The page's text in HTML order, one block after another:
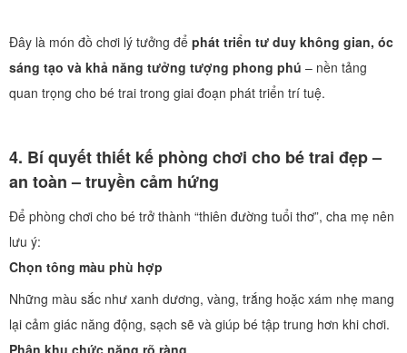
Đây là món đồ chơi lý tưởng để phát triển tư duy không gian, óc
sáng tạo và khả năng tưởng tượng phong phú – nền tảng
quan trọng cho bé trai trong giai đoạn phát triển trí tuệ.
4. Bí quyết thiết kế phòng chơi cho bé trai đẹp –
an toàn – truyền cảm hứng
Để phòng chơi cho bé trở thành “thiên đường tuổi thơ”, cha mẹ nên
lưu ý:
Chọn tông màu phù hợp
Những màu sắc như xanh dương, vàng, trắng hoặc xám nhẹ mang
lại cảm giác năng động, sạch sẽ và giúp bé tập trung hơn khi chơi.
Phân khu chức năng rõ ràng